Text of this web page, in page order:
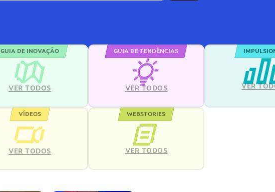
GUIA DE INOVAÇÃO
VER TODOS
GUIA DE TENDÊNCIAS
VER TODOS VER
VÍDEOS
VER TODOS
WEBSTORIES
VER TODOS